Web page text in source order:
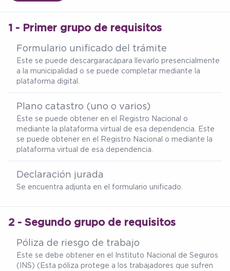
1 - Primer grupo de requisitos
Formulario unificado del trámite
Este se puede descargaracápara llevarlo presencialmente
a la municipalidad o se puede completar mediante la
plataforma digital.
Plano catastro (uno o varios)
Este se puede obtener en el Registro Nacional o
mediante la plataforma virtual de esa dependencia. Este
se puede obtener en el Registro Nacional o mediante la
plataforma virtual de esa dependencia.
Declaración jurada
Se encuentra adjunta en el formulario unificado.
2 - Segundo grupo de requisitos
Póliza de riesgo de trabajo
Este se debe obtener en el Instituto Nacional de Seguros
(INS) (Esta póliza protege a los trabajadores que sufren